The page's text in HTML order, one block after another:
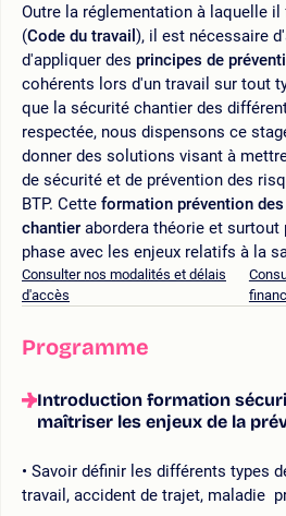
Outre la réglementation à laquelle
(Code du travail ), il est nécessaire
d'appliquer des principes de
cohérents lors d'un travail sur tout
que la sécurité chantier des
respectée, nous dispensons ce
donner des solutions visant à
de sécurité et de prévention des
BTP. Cette formation prévention
chantier abordera théorie et surtout
phase avec les enjeux relatifs à la
Consulter nos modalités et délais
d'accès
Programme
Introduction formation
maîtriser les enjeux de la
Savoir définir les différents types
travail, accident de trajet, maladie